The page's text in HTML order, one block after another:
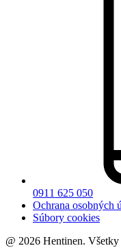
0911 625 050
Ochrana osobných
Súbory cookies
@ 2026 Hentinen.